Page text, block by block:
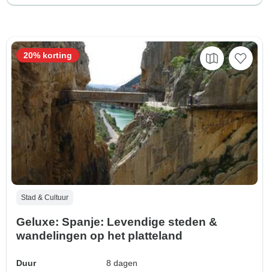
Stad & Cultuur
Geluxe: Spanje: Levendige steden &
wandelingen op het platteland
Duur
8 dagen
20% korting